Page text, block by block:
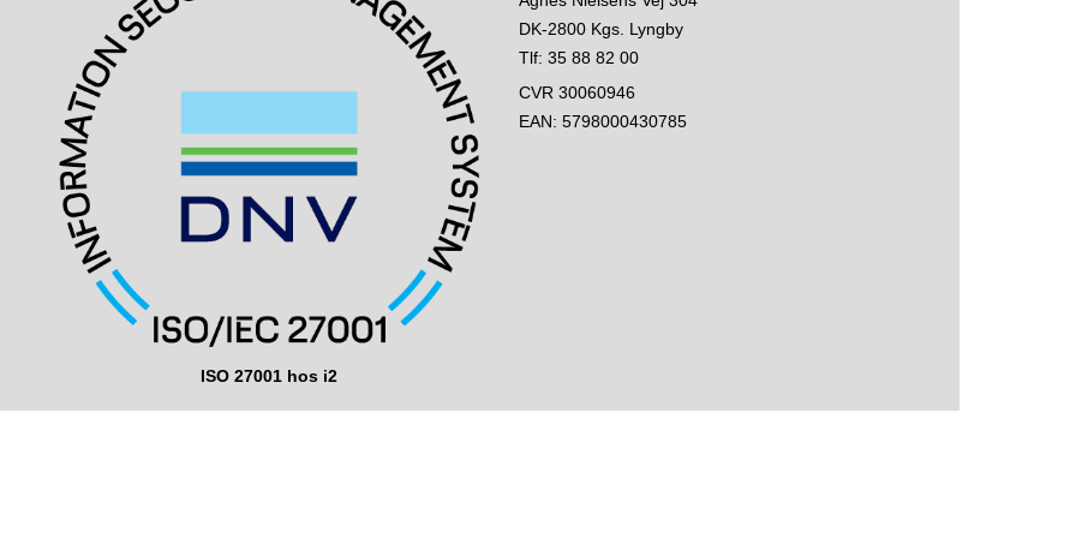
ISO 27001 hos i2
DK-2800 Kgs. Lyngby
Tlf: 35 88 82 00
CVR 30060946
EAN: 5798000430785